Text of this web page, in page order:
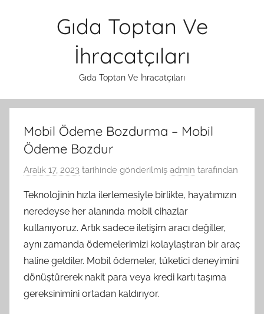
Gıda Toptan Ve
İhracatçıları
Gıda Toptan Ve İhracatçıları
Mobil Ödeme Bozdurma – Mobil
Ödeme Bozdur
Aralık 17, 2023 tarihinde gönderilmiş admin tarafından
Teknolojinin hızla ilerlemesiyle birlikte, hayatımızın
neredeyse her alanında mobil cihazlar
kullanıyoruz. Artık sadece iletişim aracı değiller,
aynı zamanda ödemelerimizi kolaylaştıran bir araç
haline geldiler. Mobil ödemeler, tüketici deneyimini
dönüştürerek nakit para veya kredi kartı taşıma
gereksinimini ortadan kaldırıyor.